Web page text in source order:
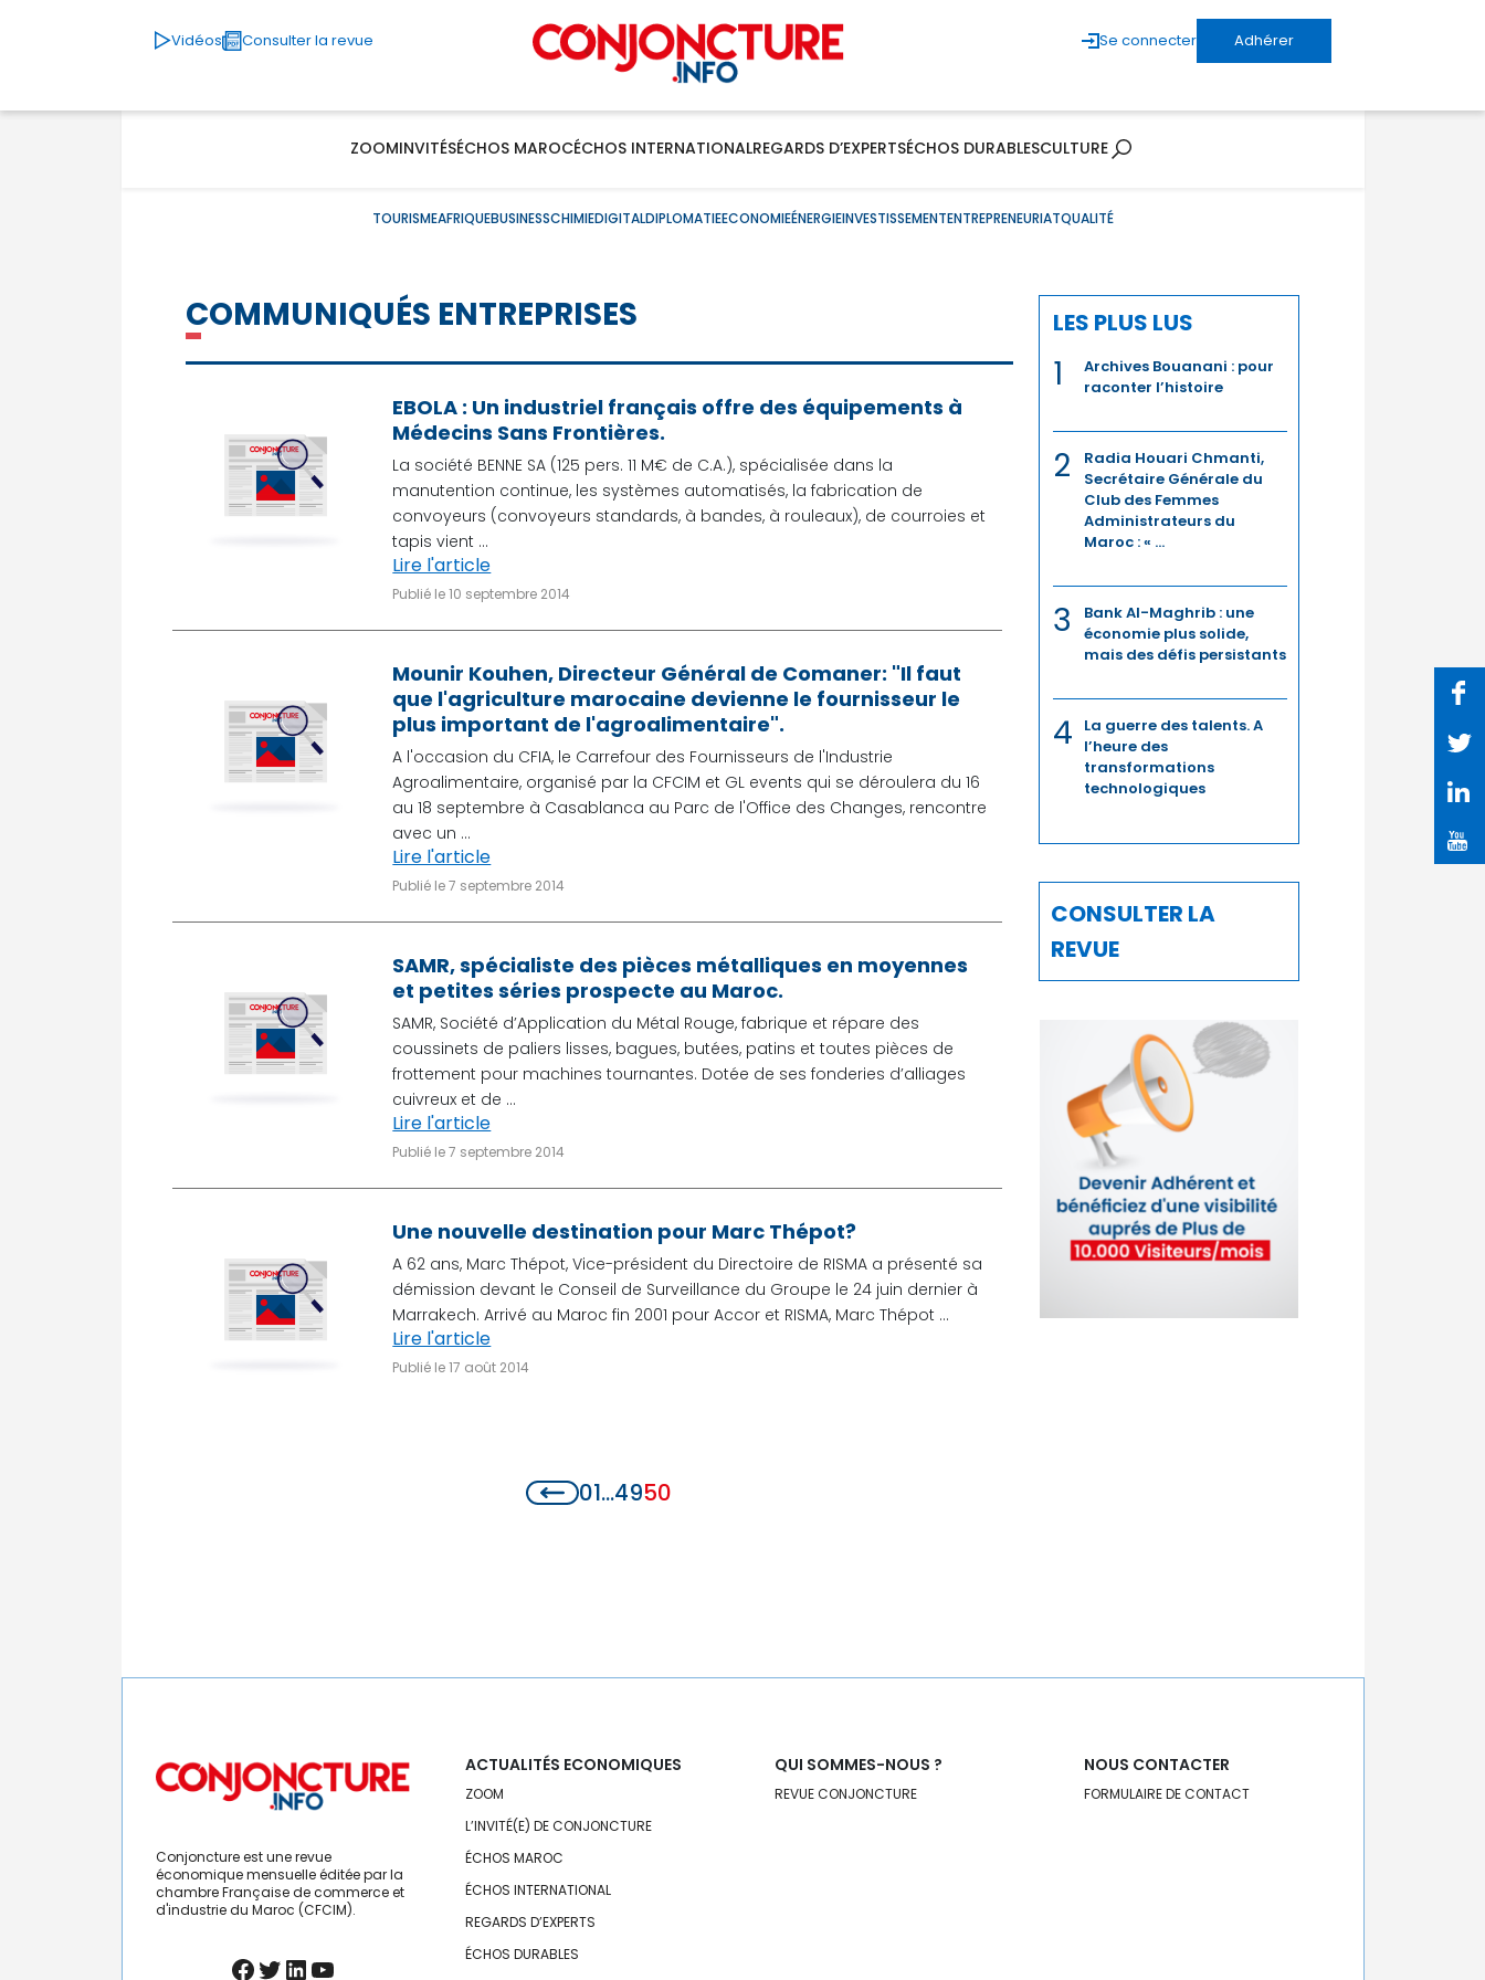
Vidéos Consulter la revue Se connecter Adhérer
ZOOMINVITÉSÉCHOS MAROCÉCHOS INTERNATIONALREGARDS D’EXPERTSÉCHOS DURABLESCULTURE
TOURISMEAFRIQUEBUSINESSCHIMIEDIGITALDIPLOMATIEECONOMIEÉNERGIEINVESTISSEMENTENTREPRENEURIATQUALITÉ
COMMUNIQUÉS ENTREPRISES
EBOLA : Un industriel français offre des équipements à
Médecins Sans Frontières.
La société BENNE SA (125 pers. 11 M€ de C.A.), spécialisée dans la
manutention continue, les systèmes automatisés, la fabrication de
convoyeurs (convoyeurs standards, à bandes, à rouleaux), de courroies et
tapis vient ...
Lire l'article
Publié le 10 septembre 2014
Mounir Kouhen, Directeur Général de Comaner: "Il faut
que l'agriculture marocaine devienne le fournisseur le
plus important de l'agroalimentaire".
A l'occasion du CFIA, le Carrefour des Fournisseurs de l'Industrie
Agroalimentaire, organisé par la CFCIM et GL events qui se déroulera du 16
au 18 septembre à Casablanca au Parc de l'Office des Changes, rencontre
avec un ...
Lire l'article
Publié le 7 septembre 2014
SAMR, spécialiste des pièces métalliques en moyennes
et petites séries prospecte au Maroc.
SAMR, Société d’Application du Métal Rouge, fabrique et répare des
coussinets de paliers lisses, bagues, butées, patins et toutes pièces de
frottement pour machines tournantes. Dotée de ses fonderies d’alliages
cuivreux et de ...
Lire l'article
Publié le 7 septembre 2014
Une nouvelle destination pour Marc Thépot?
A 62 ans, Marc Thépot, Vice-président du Directoire de RISMA a présenté sa
démission devant le Conseil de Surveillance du Groupe le 24 juin dernier à
Marrakech. Arrivé au Maroc fin 2001 pour Accor et RISMA, Marc Thépot ...
Lire l'article
Publié le 17 août 2014
01…4950
LES PLUS LUS
1
Archives Bouanani : pour
raconter l’histoire
2
Radia Houari Chmanti,
Secrétaire Générale du
Club des Femmes
Administrateurs du
Maroc : « ...
3
Bank Al-Maghrib : une
économie plus solide,
mais des défis persistants
4
La guerre des talents. A
l’heure des
transformations
technologiques
CONSULTER LA
REVUE
Conjoncture est une revue
économique mensuelle éditée par la
chambre Française de commerce et
d'industrie du Maroc (CFCIM).
ACTUALITÉS ECONOMIQUES
ZOOM
L’INVITÉ(E) DE CONJONCTURE
ÉCHOS MAROC
ÉCHOS INTERNATIONAL
REGARDS D’EXPERTS
ÉCHOS DURABLES
QUI SOMMES-NOUS ?
REVUE CONJONCTURE
NOUS CONTACTER
FORMULAIRE DE CONTACT